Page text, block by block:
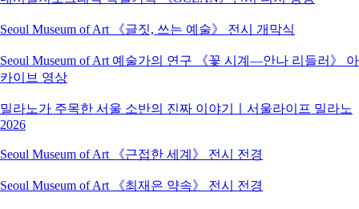
Seoul Museum of Art 《글짓, 쓰는 예술》 전시 개막식
Seoul Museum of Art 예술가의 연구 《꽃 시계―안나 리들러》 아
카이브 영상
밀라노가 주목한 서울 소반의 진짜 이야기ㅣ서울라이프 밀라노
2026
Seoul Museum of Art 《근접한 세계》 전시 전경
Seoul Museum of Art 《최재은 약속》 전시 전경